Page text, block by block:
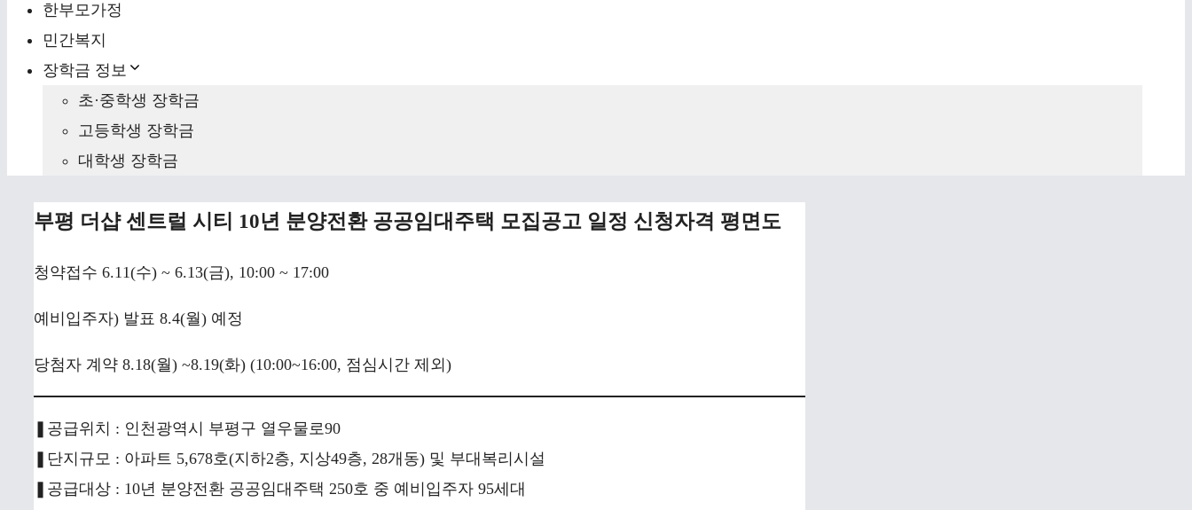
한부모가정
민간복지
장학금 정보
초·중학생 장학금
고등학생 장학금
대학생 장학금
부평 더샵 센트럴 시티 10년 분양전환 공공임대주택 모집공고 일정 신청자격 평면도
청약접수 6.11(수) ~ 6.13(금), 10:00 ~ 17:00
예비입주자) 발표 8.4(월) 예정
당첨자 계약 8.18(월) ~8.19(화) (10:00~16:00, 점심시간 제외)
❚공급위치 : 인천광역시 부평구 열우물로90
❚단지규모 : 아파트 5,678호(지하2층, 지상49층, 28개동) 및 부대복리시설
❚공급대상 : 10년 분양전환 공공임대주택 250호 중 예비입주자 95세대